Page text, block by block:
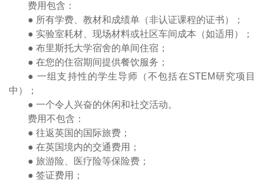
费用包含：
● 所有学费、教材和成绩单（非认证课程的证书）；
● 实验室耗材、现场材料或社区车间成本（如适用）；
● 布里斯托大学宿舍的单间住宿；
● 在您的住宿期间提供餐饮服务；
● 一组支持性的学生导师（不包括在STEM研究项目
中）；
● 一个令人兴奋的休闲和社交活动。
费用不包含：
● 往返英国的国际旅费；
● 在英国境内的交通费用；
● 旅游险、医疗险等保险费；
● 签证费用；